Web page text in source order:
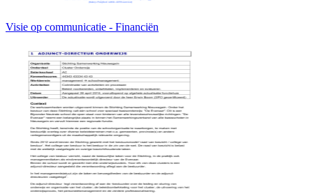
Visie op communicatie - Financiën